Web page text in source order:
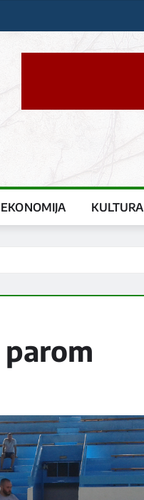
EKONOMIJA KULTURA